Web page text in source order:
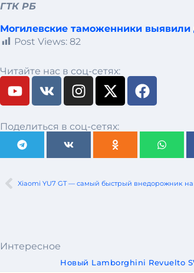
ГТК РБ
Могилевские таможенники выявили
Post Views: 82
Читайте нас в соц-сетях:
Поделиться в соц-сетях:
Xiaomi YU7 GT — самый быстрый внедорожник
Интересное
Новый Lamborghini Revuelto